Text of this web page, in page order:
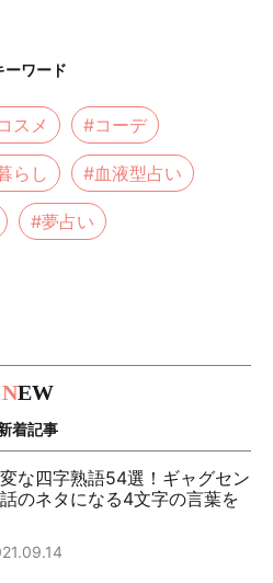
ーワード
スメ #コーデ
らし #血液型占い
#夢占い
NEW
着記事
な四字熟語54選！ギャグセン
のネタになる4文字の言葉を